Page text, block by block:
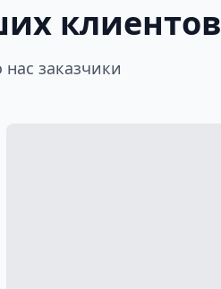
клиентов
нас заказчики